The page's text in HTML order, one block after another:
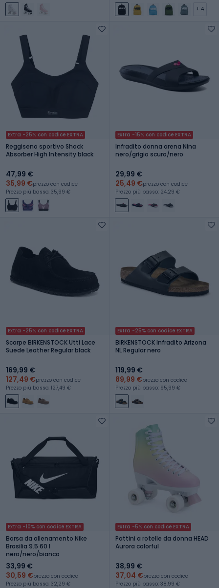
+ 4
Extra -25% con codice EXTRA
Reggiseno sportivo Shock
Absorber High Intensity black
47,99 €
35,99 €prezzo con codice
Prezzo più basso: 35,99 €
Extra -15% con codice EXTRA
Infradito donna arena Nina
nero/grigio scuro/nero
29,99 €
25,49 €prezzo con codice
Prezzo più basso: 24,29 €
Extra -25% con codice EXTRA
Scarpe BIRKENSTOCK Utti Lace
Suede Leather Regular black
169,99 €
127,49 €prezzo con codice
Prezzo più basso: 127,49 €
Extra -25% con codice EXTRA
BIRKENSTOCK Infradito Arizona
NL Regular nero
119,99 €
89,99 €prezzo con codice
Prezzo più basso: 95,99 €
Extra -10% con codice EXTRA
Borsa da allenamento Nike
Brasilia 9.5 60 l
nero/nero/bianco
33,99 €
30,59 €prezzo con codice
Prezzo più basso: 32,29 €
Extra -5% con codice EXTRA
Pattini a rotelle da donna HEAD
Aurora colorful
38,99 €
37,04 €prezzo con codice
Prezzo più basso: 38,99 €